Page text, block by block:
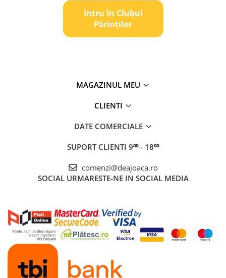
Intru în Clubul
Pǎrinților
MAGAZINUL MEU
CLIENTI
DATE COMERCIALE
SUPORT CLIENTI 9⁰⁰ - 18⁰⁰
comenzi@deajoaca.ro
SOCIAL URMARESTE-NE IN SOCIAL MEDIA